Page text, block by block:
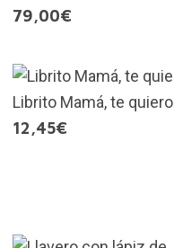
79,00€
Librito Mamá, te quiero
12,45€